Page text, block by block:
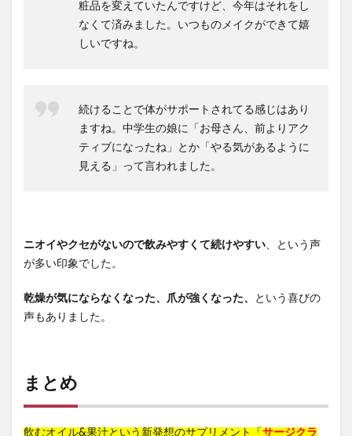
粧品を変えていたんですけど、今年はそれをし
なくて済みました。いつものメイクができて嬉
しいですね。
続けることで体がサポートされてる感じはあり
ますね。中学生の娘に「お母さん、前よりアク
ティブになったね」とか「やる気があるように
見える」って言われました。
ニオイやクセがないので飲みやすくて続けやすい、という声
が多い印象でした。
乾燥が気にならなくなった、爪が強くなった、
という喜びの
声もありました。
まとめ
飲むオイル&果汁という新発想のサプリメント「 サージクラ